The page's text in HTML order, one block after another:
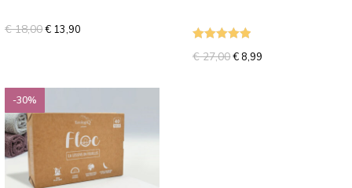
€18,00€ 13,90
€27,00€ 8,99
-30%